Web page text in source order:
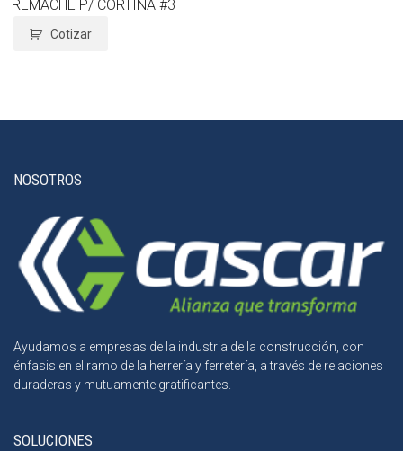
REMACHE P/ CORTINA #3
Cotizar
NOSOTROS
Ayudamos a empresas de la industria de la construcción, con
énfasis en el ramo de la herrería y ferretería, a través de relaciones
duraderas y mutuamente gratificantes.
SOLUCIONES